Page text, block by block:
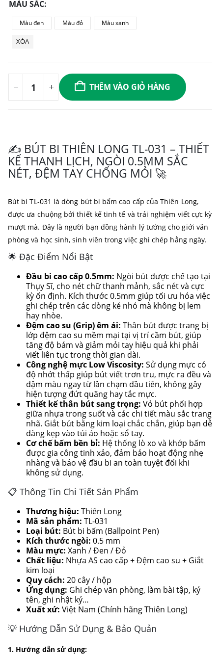
MÀU SẮC
Màu đen Màu đỏ Màu xanh
XÓA
THÊM VÀO GIỎ HÀNG
✍️ BÚT BI THIÊN LONG TL-031 – THIẾT
KẾ THANH LỊCH, NGÒI 0.5MM SẮC
NÉT, ĐỆM TAY CHỐNG MỎI 🚀
Bút bi TL-031 là dòng bút bi bấm cao cấp của Thiên Long,
được ưa chuộng bởi thiết kế tinh tế và trải nghiệm viết cực kỳ
mượt mà. Đây là người bạn đồng hành lý tưởng cho giới văn
phòng và học sinh, sinh viên trong việc ghi chép hằng ngày.
🌟 Đặc Điểm Nổi Bật
Đầu bi cao cấp 0.5mm: Ngòi bút được chế tạo tại
Thụy Sĩ, cho nét chữ thanh mảnh, sắc nét và cực
kỳ ổn định. Kích thước 0.5mm giúp tối ưu hóa việc
ghi chép trên các dòng kẻ nhỏ mà không bị lem
hay nhòe.
Đệm cao su (Grip) êm ái: Thân bút được trang bị
lớp đệm cao su mềm mại tại vị trí cầm bút, giúp
tăng độ bám và giảm mỏi tay hiệu quả khi phải
viết liên tục trong thời gian dài.
Công nghệ mực Low Viscosity: Sử dụng mực có
độ nhớt thấp giúp bút viết trơn tru, mực ra đều và
đậm màu ngay từ lần chạm đầu tiên, không gây
hiện tượng đứt quãng hay tắc mực.
Thiết kế thân bút sang trọng: Vỏ bút phối hợp
giữa nhựa trong suốt và các chi tiết màu sắc trang
nhã. Giắt bút bằng kim loại chắc chắn, giúp bạn dễ
dàng kẹp vào túi áo hoặc sổ tay.
Cơ chế bấm bền bỉ: Hệ thống lò xo và khớp bấm
được gia công tinh xảo, đảm bảo hoạt động nhẹ
nhàng và bảo vệ đầu bi an toàn tuyệt đối khi
không sử dụng.
📋 Thông Tin Chi Tiết Sản Phẩm
Thương hiệu: Thiên Long
Mã sản phẩm: TL-031
Loại bút: Bút bi bấm (Ballpoint Pen)
Kích thước ngòi: 0.5 mm
Màu mực: Xanh / Đen / Đỏ
Chất liệu: Nhựa AS cao cấp + Đệm cao su + Giắt
kim loại
Quy cách: 20 cây / hộp
Ứng dụng: Ghi chép văn phòng, làm bài tập, ký
tên, ghi nhật ký…
Xuất xứ: Việt Nam (Chính hãng Thiên Long)
💡 Hướng Dẫn Sử Dụng & Bảo Quản
1. Hướng dẫn sử dụng: